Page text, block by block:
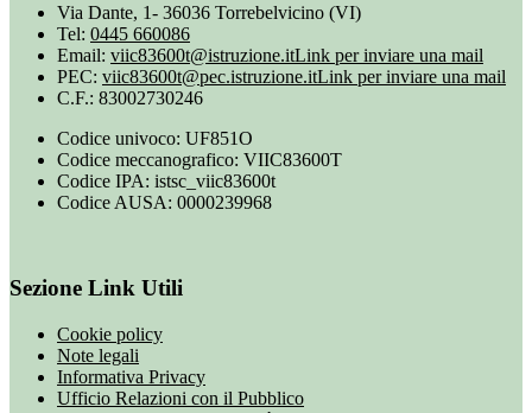
Via Dante, 1- 36036 Torrebelvicino (VI)
Tel: 0445 660086
Email: viic83600t@istruzione.itLink per inviare una mail
PEC: viic83600t@pec.istruzione.itLink per inviare una mail
C.F.: 83002730246
Codice univoco: UF851O
Codice meccanografico: VIIC83600T
Codice IPA: istsc_viic83600t
Codice AUSA: 0000239968
Sezione Link Utili
Cookie policy
Note legali
Informativa Privacy
Ufficio Relazioni con il Pubblico